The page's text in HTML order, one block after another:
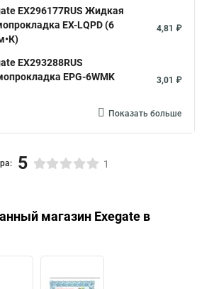
EX296177RUS Жидкая
EX-LQPD (6
4,81 ₽
EX293288RUS
EPG-6WMK
3,01 ₽
Показать больше
5 1
магазин Exegate в